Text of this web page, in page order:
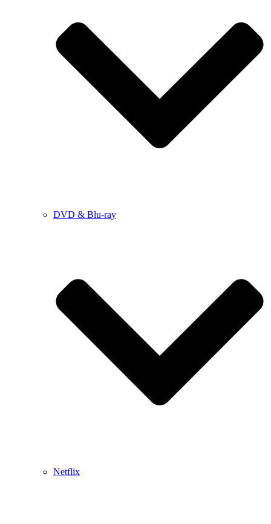
DVD & Blu-ray
Netflix